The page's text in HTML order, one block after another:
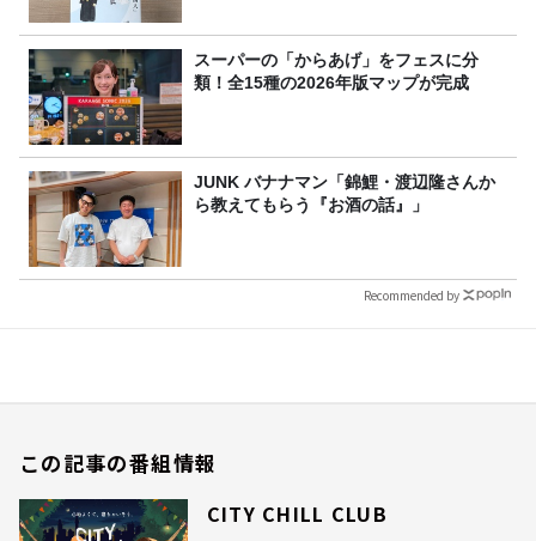
スーパーの「からあげ」をフェスに分
類！全15種の2026年版マップが完成
JUNK バナナマン「錦鯉・渡辺隆さんか
ら教えてもらう『お酒の話』」
Recommended by
この記事の番組情報
CITY CHILL CLUB